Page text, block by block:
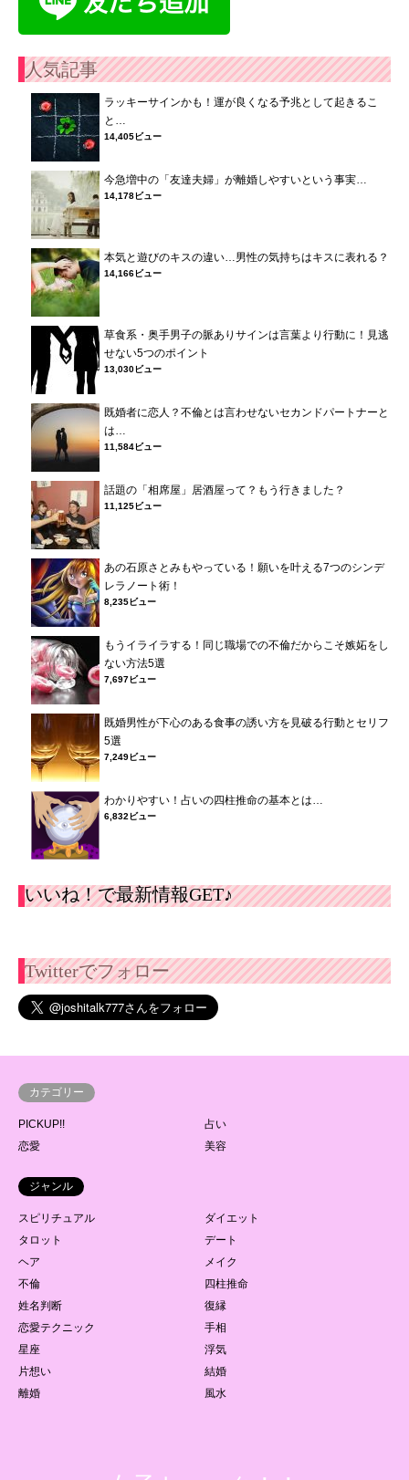
人気記事
ラッキーサインかも！運が良くなる予兆として起きるこ
と…
14,405ビュー
今急増中の「友達夫婦」が離婚しやすいという事実…
14,178ビュー
本気と遊びのキスの違い…男性の気持ちはキスに表れる？
14,166ビュー
草食系・奥手男子の脈ありサインは言葉より行動に！見逃
せない5つのポイント
13,030ビュー
既婚者に恋人？不倫とは言わせないセカンドパートナーと
は…
11,584ビュー
話題の「相席屋」居酒屋って？もう行きました？
11,125ビュー
あの石原さとみもやっている！願いを叶える7つのシンデ
レラノート術！
8,235ビュー
もうイライラする！同じ職場での不倫だからこそ嫉妬をし
ない方法5選
7,697ビュー
既婚男性が下心のある食事の誘い方を見破る行動とセリフ
5選
7,249ビュー
わかりやすい！占いの四柱推命の基本とは…
6,832ビュー
いいね！で最新情報GET♪
Twitterでフォロー
カテゴリー
PICKUP!!
占い
恋愛
美容
ジャンル
スピリチュアル
ダイエット
タロット
デート
ヘア
メイク
不倫
四柱推命
姓名判断
復縁
恋愛テクニック
手相
星座
浮気
片想い
結婚
離婚
風水